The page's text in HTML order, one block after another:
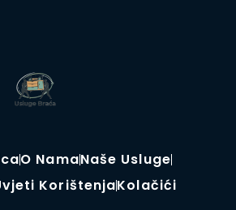
O NamaNaše Usluge
KorištenjaKolačići